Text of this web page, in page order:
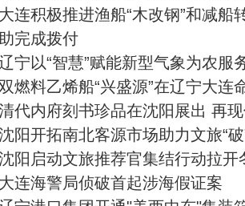
大连积极推进渔船“木改钢”和减
助完成拨付
宁以“智慧”赋能新型气象为农服
双燃料乙烯船“兴盛源”在辽宁大连
代内府刻书珍品在沈阳展出 再
阳开拓南北客源市场助力文旅“破
阳启动文旅推荐官集结行动拉开
大连海警局侦破首起涉海假证案